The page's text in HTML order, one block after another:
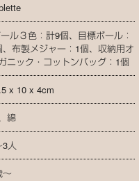
ル３色：計9個、目標ボール：
、布製メジャー：1個、収納用オ
ニック・コットンバッグ：1個
x 10 x 4cm
綿
3人
～